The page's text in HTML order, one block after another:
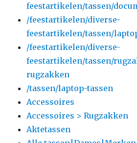
feestartikelen/tassen/
/feestartikelen/diverse-
feestartikelen/tassen/
/feestartikelen/diverse-
feestartikelen/tassen/
rugzakken
/tassen/laptop-tassen
Accessoires
Accessoires > Rugzakken
Aktetassen